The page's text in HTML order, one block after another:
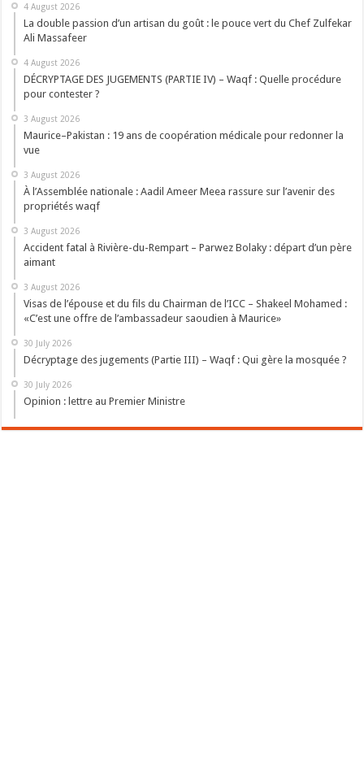
4 August 2026
La double passion d’un artisan du goût : le pouce vert du Chef Zulfekar
Ali Massafeer
4 August 2026
DÉCRYPTAGE DES JUGEMENTS (PARTIE IV) – Waqf : Quelle procédure
pour contester ?
3 August 2026
Maurice–Pakistan : 19 ans de coopération médicale pour redonner la
vue
3 August 2026
À l’Assemblée nationale : Aadil Ameer Meea rassure sur l’avenir des
propriétés waqf
3 August 2026
Accident fatal à Rivière-du-Rempart – Parwez Bolaky : départ d’un père
aimant
3 August 2026
Visas de l’épouse et du fils du Chairman de l’ICC – Shakeel Mohamed :
«C’est une offre de l’ambassadeur saoudien à Maurice»
30 July 2026
Décryptage des jugements (Partie III) – Waqf : Qui gère la mosquée ?
30 July 2026
Opinion : lettre au Premier Ministre